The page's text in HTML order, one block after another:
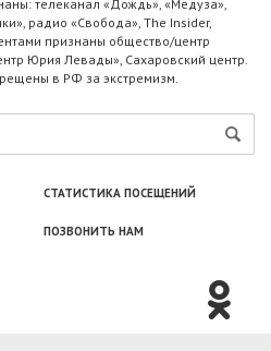
телеканал «Дождь», «Медуза»,
радио «Свобода», The Insider,
признаны общество/центр
Юрия Левады», Сахаровский центр.
в РФ за экстремизм.
СТАТИСТИКА ПОСЕЩЕНИЙ
ПОЗВОНИТЬ НАМ